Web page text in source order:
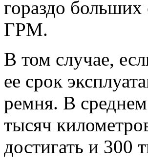
гораздо больших
ГРМ.
В том случае,
ее срок
ремня. В
тысяч
достигать и 300